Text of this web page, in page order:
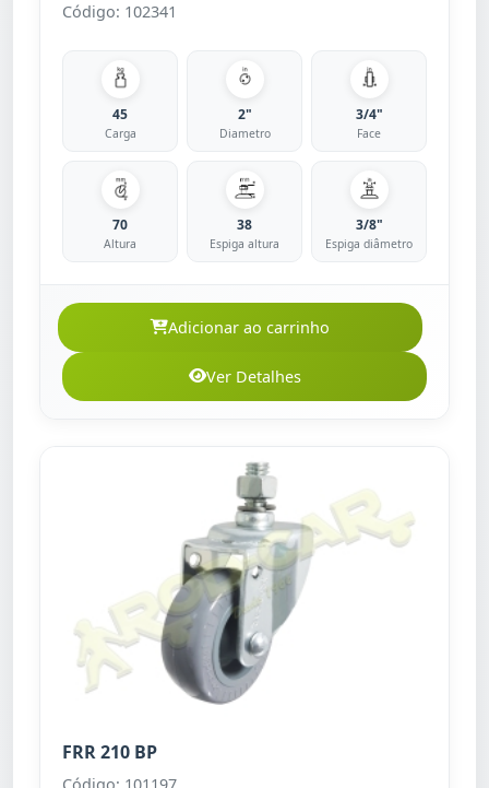
Código: 102341
45
Carga
2"
Diametro
3/4"
Face
70
Altura
38
Espiga altura
3/8"
Espiga diâmetro
Adicionar ao carrinho
Ver Detalhes
FRR 210 BP